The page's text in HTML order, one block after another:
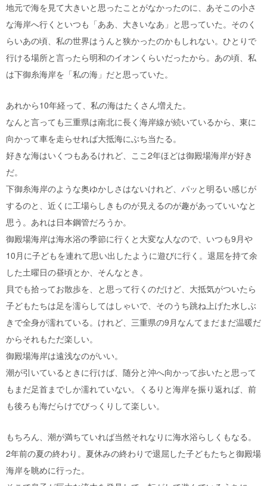
地元で海を見て大きいと思ったことがなかったのに、あそこの小さ
な海岸へ行くといつも「ああ、大きいなあ」と思っていた。そのく
らいあの頃、私の世界はうんと狭かったのかもしれない。ひとりで
行ける場所と言ったら明和のイオンくらいだったから。あの頃、私
は下御糸海岸を「私の海」だと思っていた。
あれから10年経って、私の海はたくさん増えた。
なんと言っても三重県は南北に長く海岸線が続いているから、東に
向かって車を走らせれば大抵海にぶち当たる。
好きな海はいくつもあるけれど、ここ2年ほどは御殿場海岸が好き
だ。
下御糸海岸のような奥ゆかしさはないけれど、パッと明るい感じが
するのと、近くに工場らしきものが見えるのが趣があっていいなと
思う。あれは日本鋼管だろうか。
御殿場海岸は海水浴の季節に行くと大変な人なので、いつも9月や
10月に子どもを連れて思い出したように遊びに行く。退屈を持て余
した土曜日の昼頃とか、そんなとき。
貝でも拾ってお散歩を、と思って行くのだけど、大抵気がついたら
子どもたちは足を濡らしてはしゃいで、そのうち跳ね上げた水しぶ
きで全身が濡れている。けれど、三重県の9月なんてまだまだ温暖だ
からそれもただ楽しい。
御殿場海岸は遠浅なのがいい。
潮が引いているときに行けば、随分と沖へ向かって歩いたと思って
もまだ足首までしか濡れていない。くるりと海岸を振り返れば、前
も後ろも海だらけでびっくりして楽しい。
もちろん、潮が満ちていれば当然それなりに海水浴らしくもなる。
2年前の夏の終わり。夏休みの終わりで退屈した子どもたちと御殿場
海岸を眺めに行った。